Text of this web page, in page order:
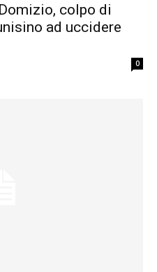
colpo di
ad uccidere
0